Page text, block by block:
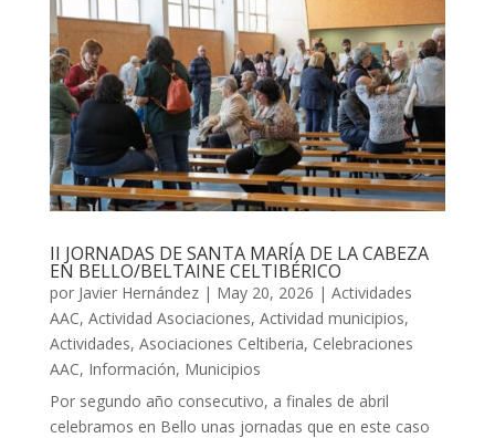
II JORNADAS DE SANTA MARÍA DE LA CABEZA
EN BELLO/BELTAINE CELTIBÉRICO
por Javier Hernández| May 20, 2026 | Actividades
AAC, Actividad Asociaciones, Actividad municipios,
Actividades, Asociaciones Celtiberia, Celebraciones
AAC, Información, Municipios
Por segundo año consecutivo, a finales de abril
celebramos en Bello unas jornadas que en este caso